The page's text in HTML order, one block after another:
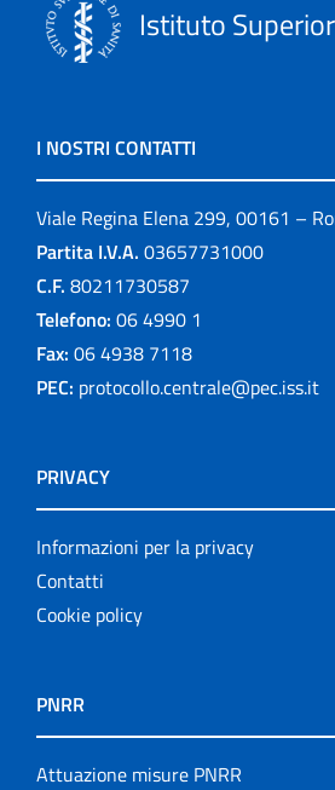
Istituto
I NOSTRI CONTATTI
Viale Regina Elena 299, 00161 –
Partita I.V.A. 03657731000
C.F. 80211730587
Telefono: 06 4990 1
Fax: 06 4938 7118
PEC: protocollo.centrale@pec.iss.it
PRIVACY
Informazioni per la privacy
Contatti
Cookie policy
PNRR
Attuazione misure PNRR